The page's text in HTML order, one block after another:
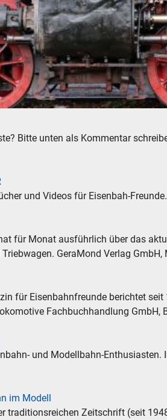
Bitte unten als Kommentar
und Videos für Eisenbah-Freunde.
für Monat ausführlich über das
GeraMond Verlag GmbH,
für Eisenbahnfreunde berichtet
Fachbuchhandlung GmbH,
und Modellbahn-Enthusiasten.
im Modell
traditionsreichen Zeitschrift (seit